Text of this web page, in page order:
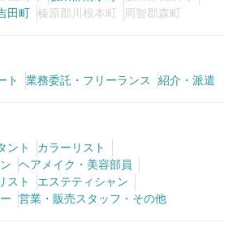
田町 榛原郡川根本町 周智郡森町
ト 業務委託・フリーランス 紹介・派遣
ント
カラーリスト
ヘアメイク・美容部員
スト
エステティシャン
営業・販売スタッフ・その他